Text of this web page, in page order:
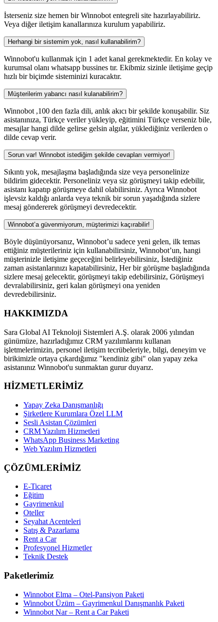
İsterseniz size hemen bir Winnobot entegreli site hazırlayabiliriz.
Veya diğer iletişim kanallarınıza kurulum yapabiliriz.
Herhangi bir sistemim yok, nasıl kullanabilirim?
Winnobot'u kullanmak için 1 adet kanal gerekmektedir. En kolay ve
kurumsal olanı whatsapp bussines tır. Ekibmiz sizinle iletişime geçip
hızlı bir biçimde sisteminizi kuracaktır.
Müşterilerim yabancı nasıl kulanabilirim?
Winnobot ,100 den fazla dili, anlık akıcı bir şekilde konuşabilir. Siz
asistanınıza, Türkçe veriler yükleyip, eğitimini Türkçe verseniz bile,
mesajlar hangi dilde gelirse gelsin algılar, yüklediğiniz verilerden o
dilde cevap verir.
Sorun var! Winnobot istediğim şekilde cevapları vermiyor!
Sıkıntı yok, mesajlaşma başladığında size veya personelinize
bildirim gidecektir. Personeliniz veya siz görüşmeyi takip edebilir,
asistanı kapatıp görüşmeye dahil olabilirsiniz. Ayrıca Winnobot
işlevsiz kaldığı anlarda veya teknik bir sorun yaşadığında sizlere
mesaj göndererek görüşmeyi devredecektir.
Winnobot’a güvenmiyorum, müşterimizi kaçırabilir!
Böyle düşünüyorsanız, Winnobot’u sadece yeni gelen, ilk temas
ettiğiniz müşterileriniz için kullanabilirsiniz, Winnobot’un, hangi
müşterinizle iletişime geçeceğini belirleyebilirsiniz, İstediğiniz
zaman asistanlarınızı kapatabilirsiniz, Her bir görüşme başladığında
sizlere mesaj gelecektir, görüşmeyi takip edebilirsiniz, Görüşmeyi
devralabilirsiniz, geri kalan görüşmeyi ona yeniden
devredebilirsiniz.
HAKKIMIZDA
Sara Global AI Teknoloji Sistemleri A.Ş. olarak 2006 yılından
günümüze, hazırladığımız CRM yazılımlarını kullanan
işletmelerimizin, personel iletişim tecrübeleriyle, bilgi, deneyim ve
birikimizle ortaya çıkardığımız "kendiniz gibi" olan yapay zeka
asistanınız Winnobot'u sunmaktan gurur duyarız.
HİZMETLERİMİZ
Yapay Zeka Danışmanlığı
Şirketlere Kurumlara Özel LLM
Sesli Asistan Çözümleri
CRM Yazılım Hizmetleri
WhatsApp Business Marketing
Web Yazılım Hizmetleri
ÇÖZÜMLERİMİZ
E-Ticaret
Eğitim
Gayrimenkul
Oteller
Seyahat Acenteleri
Satış & Pazarlama
Rent a Car
Profesyonel Hizmetler
Teknik Destek
Paketlerimiz
Winnobot Elma – Otel-Pansiyon Paketi
Winnobot Üzüm – Gayrimenkul Danışmanlık Paketi
Winnobot Nar – Rent a Car Paketi